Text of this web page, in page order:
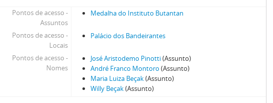
Pontos de acesso -
Assuntos
Medalha do Instituto Butantan
Pontos de acesso -
Locais
Palácio dos Bandeirantes
Pontos de acesso -
Nomes
José Aristodemo Pinotti(Assunto)
André Franco Montoro (Assunto)
Maria Luiza Beçak(Assunto)
Willy Beçak(Assunto)